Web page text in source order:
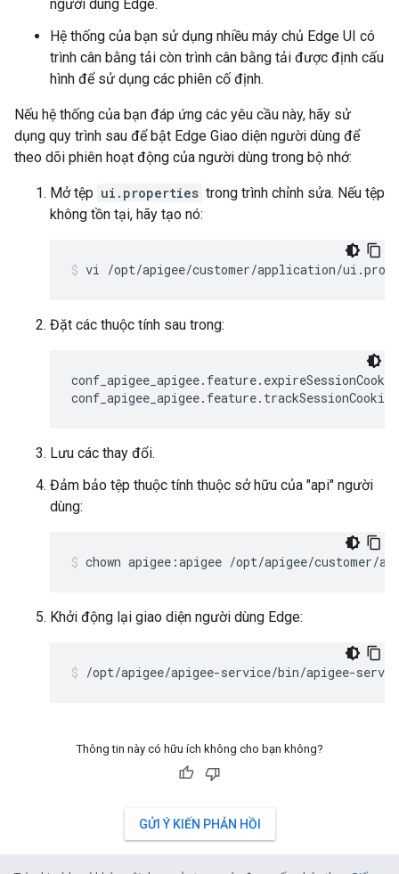
người dùng Edge.
Hệ thống của bạn sử dụng nhiều máy chủ Edge UI có
trình cân bằng tải còn trình cân bằng tải được định cấu
hình để sử dụng các phiên cố định.
Nếu hệ thống của bạn đáp ứng các yêu cầu này, hãy sử
dụng quy trình sau để bật Edge Giao diện người dùng để
theo dõi phiên hoạt động của người dùng trong bộ nhớ:
Mở tệp ui.properties trong trình chỉnh sửa. Nếu tệp
không tồn tại, hãy tạo nó:
vi /opt/apigee/customer/application/
Đặt các thuộc tính sau trong:
Lưu các thay đổi.
Đảm bảo tệp thuộc tính thuộc sở hữu của "api" người
dùng:
chown apigee:apigee /opt/apigee/customer/
Khởi động lại giao diện người dùng Edge:
/opt/apigee/apigee-service/bin/apigee-
Thông tin này có hữu ích không cho bạn không?
GỬI Ý KIẾN PHẢN HỒI